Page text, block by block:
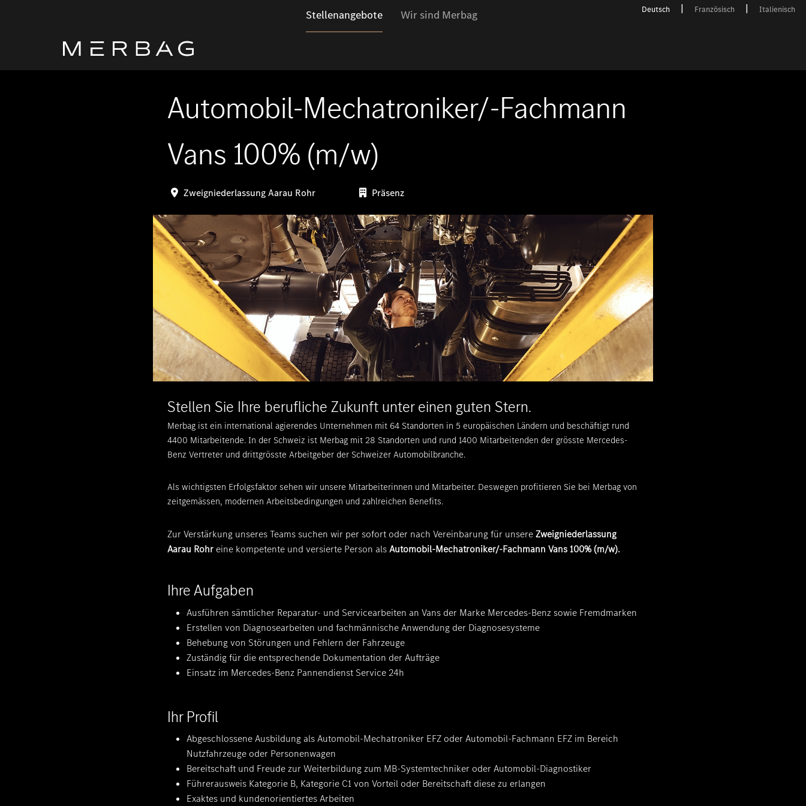
Deutsch Französisch Italienisch
Stellenangebote Wir sind Merbag
Automobil-Mechatroniker/-Fachmann
Vans 100% (m/w)
Zweigniederlassung Aarau Rohr Präsenz
Stellen Sie Ihre berufliche Zukunft unter einen guten Stern.
Merbag ist ein international agierendes Unternehmen mit 64 Standorten in 5 europäischen Ländern und beschäftigt rund
4400 Mitarbeitende. In der Schweiz ist Merbag mit 28 Standorten und rund 1400 Mitarbeitenden der grösste Mercedes-
Benz Vertreter und drittgrösste Arbeitgeber der Schweizer Automobilbranche.
Als wichtigsten Erfolgsfaktor sehen wir unsere Mitarbeiterinnen und Mitarbeiter. Deswegen profitieren Sie bei Merbag von
zeitgemässen, modernen Arbeitsbedingungen und zahlreichen Benefits.
Zur Verstärkung unseres Teams suchen wir per sofort oder nach Vereinbarung für unsereZweigniederlassung
Aarau Rohr eine kompetente und versierte Person alsAutomobil-Mechatroniker/-Fachmann Vans 100% (m/w).
Ihre Aufgaben
Ausführen sämtlicher Reparatur- und Servicearbeiten an Vans der Marke Mercedes-Benz sowie Fremdmarken
Erstellen von Diagnosearbeiten und fachmännische Anwendung der Diagnosesysteme
Behebung von Störungen und Fehlern der Fahrzeuge
Zuständig für die entsprechende Dokumentation der Aufträge
Einsatz im Mercedes-Benz Pannendienst Service 24h
Ihr Profil
Abgeschlossene Ausbildung als Automobil-Mechatroniker EFZ oder Automobil-Fachmann EFZ im Bereich
Nutzfahrzeuge oder Personenwagen
Bereitschaft und Freude zur Weiterbildung zum MB-Systemtechniker oder Automobil-Diagnostiker
Führerausweis Kategorie B, Kategorie C1 von Vorteil oder Bereitschaft diese zu erlangen
Exaktes und kundenorientiertes Arbeiten